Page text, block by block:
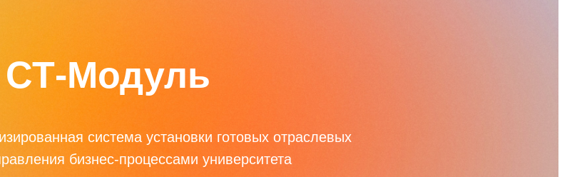
СТ-Модуль
система установки готовых отраслевых
бизнес-процессами университета